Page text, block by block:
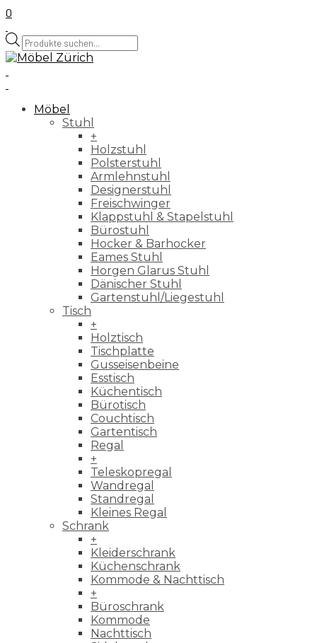
0
Products
search
Möbel
Stuhl
+
Holzstuhl
Polsterstuhl
Armlehnstuhl
Designerstuhl
Freischwinger
Klappstuhl & Stapelstuhl
Bürostuhl
Hocker & Barhocker
Eames Stuhl
Horgen Glarus Stuhl
Dänischer Stuhl
Gartenstuhl/Liegestuhl
Tisch
+
Holztisch
Tischplatte
Gusseisenbeine
Esstisch
Küchentisch
Bürotisch
Couchtisch
Gartentisch
Regal
+
Teleskopregal
Wandregal
Standregal
Kleines Regal
Schrank
+
Kleiderschrank
Küchenschrank
Kommode & Nachttisch
+
Büroschrank
Kommode
Nachttisch